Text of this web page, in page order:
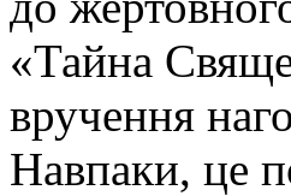
«Тайна
вручення
Навпаки, це